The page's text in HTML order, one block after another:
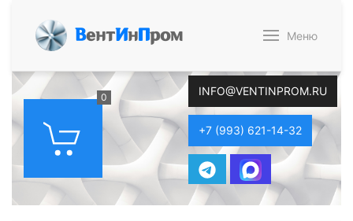
ВентИнПром Меню
0 INFO@VENTINPROM.RU
+7 (993) 621-14-32